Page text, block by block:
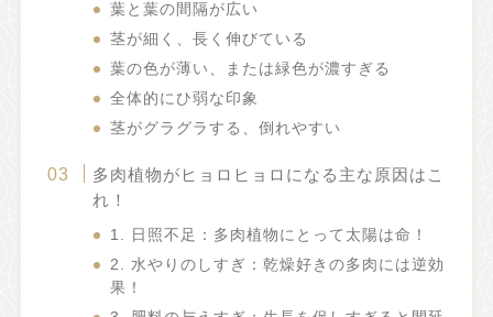
葉と葉の間隔が広い
茎が細く、長く伸びている
葉の色が薄い、または緑色が濃すぎる
全体的にひ弱な印象
茎がグラグラする、倒れやすい
多肉植物がヒョロヒョロになる主な原因はこ
れ！
1. 日照不足：多肉植物にとって太陽は命！
2. 水やりのしすぎ：乾燥好きの多肉には逆効
果！